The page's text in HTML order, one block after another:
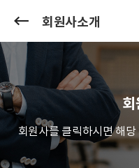
회원사소개
회원사를 클릭하시면 해